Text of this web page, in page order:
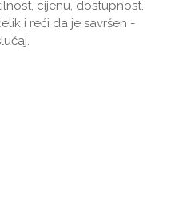
cijenu, dostupnost.
i reći da je savršen -